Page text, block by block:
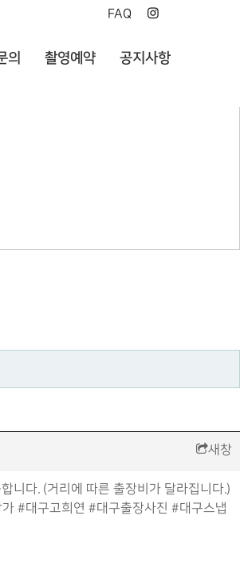
FAQ
의 촬영예약 공지사항
새창
니다. (거리에 따른 출장비가 달라집니다.)
#대구고희연 #대구출장사진 #대구스냅